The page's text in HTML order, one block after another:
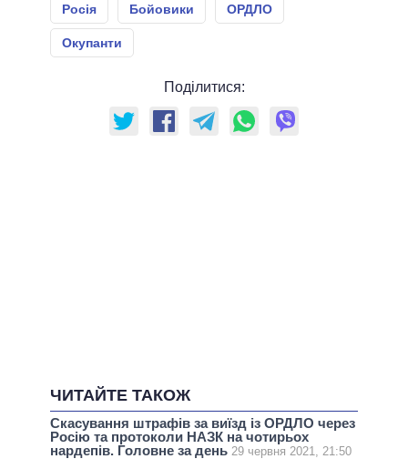
Росія Бойовики ОРДЛО
Окупанти
Поділитися:
ЧИТАЙТЕ ТАКОЖ
Скасування штрафів за виїзд із ОРДЛО через
Росію та протоколи НАЗК на чотирьох
нардепів. Головне за день 29 червня 2021, 21:50